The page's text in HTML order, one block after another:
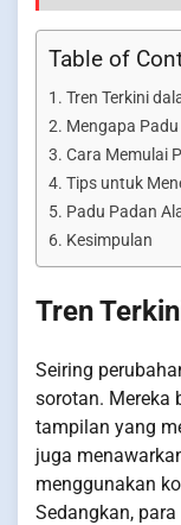
Table of
Tren Terkini
Mengapa
Cara Memulai
Tips untuk
Padu Padan
Kesimpulan
Tren
Seiring
sorotan. Mereka
tampilan yang
juga
menggunakan
Sedangkan,